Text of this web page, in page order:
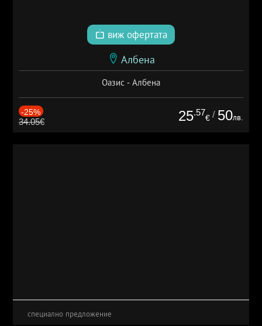
виж офертата
Албена
Оазис - Албена
-25%
34.05€ 25.57
€ / 50лв.
специално предложение